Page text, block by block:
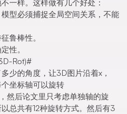
一样。这样做有几个好处：
型必须捕捉全局空间关系，不能
鲁棒性。
性。
Rot)#
少的角度，让3D图片沿着x，
坐标轴可以旋转
，然后论文里只考虑单独轴的旋
总共有12种旋转方式。然后有3